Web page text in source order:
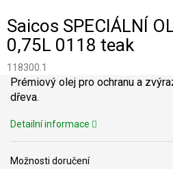
Saicos SPECIÁLNÍ
0,75L 0118 teak
118300.1
Možnosti doručení
Prémiový olej pro ochranu a
dřeva.
Detailní informace